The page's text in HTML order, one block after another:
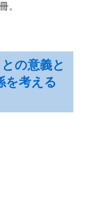
。
の意義と
を考える